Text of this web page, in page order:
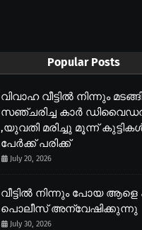
Popular Posts
വിവാഹ വീട്ടിൽ നിന്നും
സഞ്ചരിച്ച കാർ
,യുവതി മരിച്ചു മൂന്ന്
പേർക്ക് പരിക്ക്
July 20, 2026
വീട്ടിൽ നിന്നും പോയ
പൊലീസ് അന്വേഷിക്കുന്നു
July 30, 2026